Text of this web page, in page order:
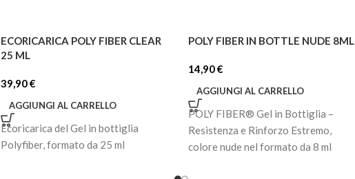
ECORICARICA POLY FIBER CLEAR
25 ML
39,90€
AGGIUNGI AL CARRELLO
Ecoricarica del Gel in bottiglia
Polyfiber, formato da 25 ml
POLY FIBER IN BOTTLE NUDE 8ML
14,90€
AGGIUNGI AL CARRELLO
POLY FIBER®️ Gel in Bottiglia –
Resistenza e Rinforzo Estremo,
colore nude nel formato da 8 ml